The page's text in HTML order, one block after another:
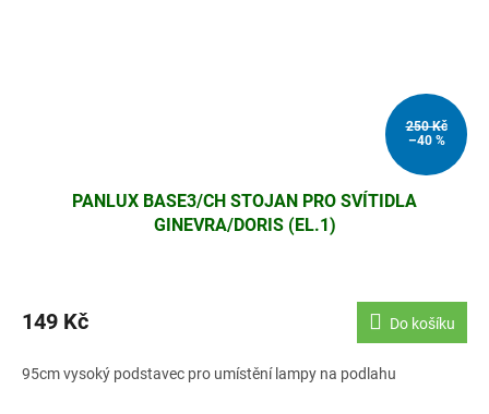
250 Kč
–40 %
PANLUX BASE3/CH STOJAN PRO SVÍTIDLA
GINEVRA/DORIS (EL.1)
149 Kč Do košíku
95cm vysoký podstavec pro umístění lampy na podlahu